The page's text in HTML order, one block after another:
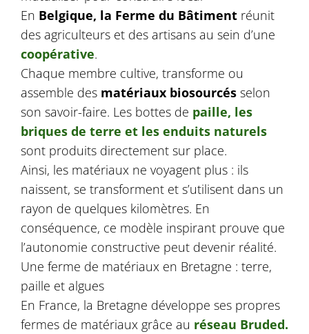
En Belgique, la Ferme du Bâtimentréunit
des agriculteurs et des artisans au sein d’une
coopérative.
Chaque membre cultive, transforme ou
assemble des matériaux biosourcésselon
son savoir-faire. Les bottes de paille, les
briques de terre et les enduits naturels
sont produits directement sur place.
Ainsi, les matériaux ne voyagent plus : ils
naissent, se transforment et s’utilisent dans un
rayon de quelques kilomètres. En
conséquence, ce modèle inspirant prouve que
l’autonomie constructive peut devenir réalité.
Une ferme de matériaux en Bretagne : terre,
paille et algues
En France, la Bretagne développe ses propres
fermes de matériaux grâce au réseau Bruded.